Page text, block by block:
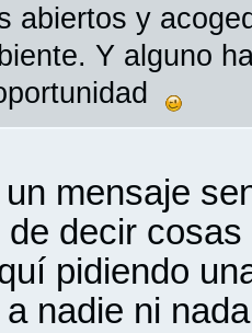
abiertos y
Y alguno
un mensaje
de decir
pidiendo
nadie ni